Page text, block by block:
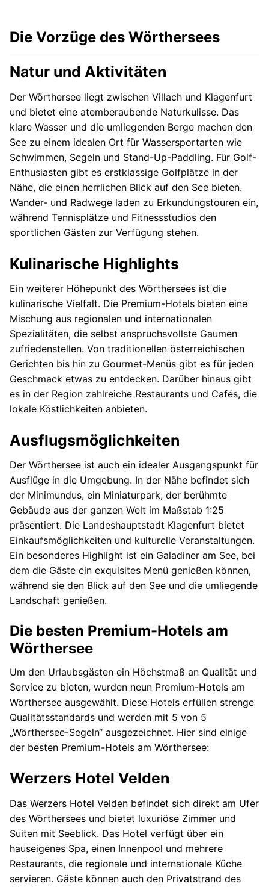
Die Vorzüge des Wörthersees
Natur und Aktivitäten
Der Wörthersee liegt zwischen Villach und Klagenfurt
und bietet eine atemberaubende Naturkulisse. Das
klare Wasser und die umliegenden Berge machen den
See zu einem idealen Ort für Wassersportarten wie
Schwimmen, Segeln und Stand-Up-Paddling. Für Golf-
Enthusiasten gibt es erstklassige Golfplätze in der
Nähe, die einen herrlichen Blick auf den See bieten.
Wander- und Radwege laden zu Erkundungstouren ein,
während Tennisplätze und Fitnessstudios den
sportlichen Gästen zur Verfügung stehen.
Kulinarische Highlights
Ein weiterer Höhepunkt des Wörthersees ist die
kulinarische Vielfalt. Die Premium-Hotels bieten eine
Mischung aus regionalen und internationalen
Spezialitäten, die selbst anspruchsvollste Gaumen
zufriedenstellen. Von traditionellen österreichischen
Gerichten bis hin zu Gourmet-Menüs gibt es für jeden
Geschmack etwas zu entdecken. Darüber hinaus gibt
es in der Region zahlreiche Restaurants und Cafés, die
lokale Köstlichkeiten anbieten.
Ausflugsmöglichkeiten
Der Wörthersee ist auch ein idealer Ausgangspunkt für
Ausflüge in die Umgebung. In der Nähe befindet sich
der Minimundus, ein Miniaturpark, der berühmte
Gebäude aus der ganzen Welt im Maßstab 1:25
präsentiert. Die Landeshauptstadt Klagenfurt bietet
Einkaufsmöglichkeiten und kulturelle Veranstaltungen.
Ein besonderes Highlight ist ein Galadiner am See, bei
dem die Gäste ein exquisites Menü genießen können,
während sie den Blick auf den See und die umliegende
Landschaft genießen.
Die besten Premium-Hotels am
Wörthersee
Um den Urlaubsgästen ein Höchstmaß an Qualität und
Service zu bieten, wurden neun Premium-Hotels am
Wörthersee ausgewählt. Diese Hotels erfüllen strenge
Qualitätsstandards und werden mit 5 von 5
„Wörthersee-Segeln“ ausgezeichnet. Hier sind einige
der besten Premium-Hotels am Wörthersee:
Werzers Hotel Velden
Das Werzers Hotel Velden befindet sich direkt am Ufer
des Wörthersees und bietet luxuriöse Zimmer und
Suiten mit Seeblick. Das Hotel verfügt über ein
hauseigenes Spa, einen Innenpool und mehrere
Restaurants, die regionale und internationale Küche
servieren. Gäste können auch den Privatstrand des